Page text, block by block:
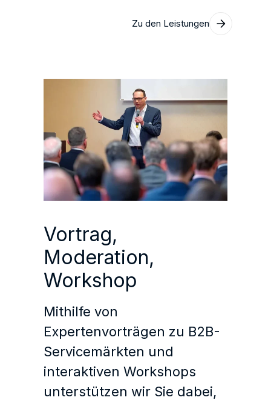
Zu den Leistungen
Vortrag,
Moderation,
Workshop
Mithilfe von
Expertenvorträgen zu B2B-
Servicemärkten und
interaktiven Workshops
unterstützen wir Sie dabei,